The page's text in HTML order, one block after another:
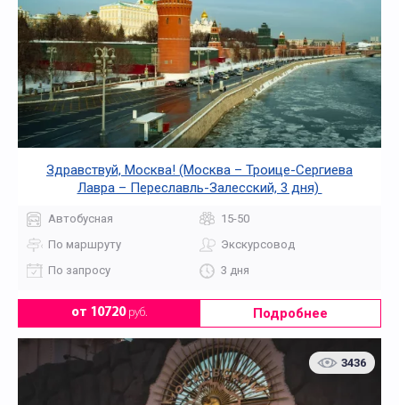
Здравствуй, Москва! (Москва – Троице-Сергиева
Лавра – Переславль-Залесский, 3 дня)
Автобусная
15-50
По маршруту
Экскурсовод
По запросу
3 дня
от 10720руб. Подробнее
3436